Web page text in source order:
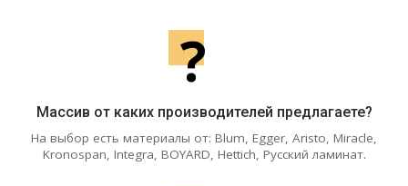
?
Массив от каких производителей предлагаете?
На выбор есть материалы от: Blum, Egger, Aristo, Miracle,
Kronospan, Integra, BOYARD, Hettich, Русский ламинат.